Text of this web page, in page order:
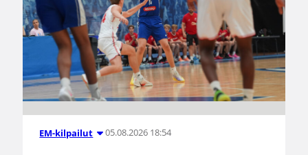
EM-kilpailut 05.08.2026 18:54